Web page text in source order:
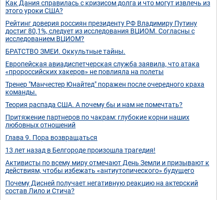
Как Дания справилась с кризисом долга и что могут извлечь из
этого уроки США?
Рейтинг доверия россиян президенту РФ Владимиру Путину
достиг 80,1%, следует из исследования ВЦИОМ. Согласны с
исследованием ВЦИОМ?
БРАТСТВО ЗМЕИ. Оккультные тайны.
Европейская авиадиспетчерская служба заявила, что атака
«пророссийских хакеров» не повлияла на полеты
Тренер "Манчестер Юнайтед" поражен после очередного краха
команды.
Теория распада США. А почему бы и нам не помечтать?
Притяжение партнеров по чакрам: глубокие корни наших
любовных отношений
Глава 9. Пора возвращаться
13 лет назад в Белгороде произошла трагедия!
Активисты по всему миру отмечают День Земли и призывают к
действиям, чтобы избежать «антиутопического» будущего
Почему Дисней получает негативную реакцию на актерский
состав Лило и Стича?